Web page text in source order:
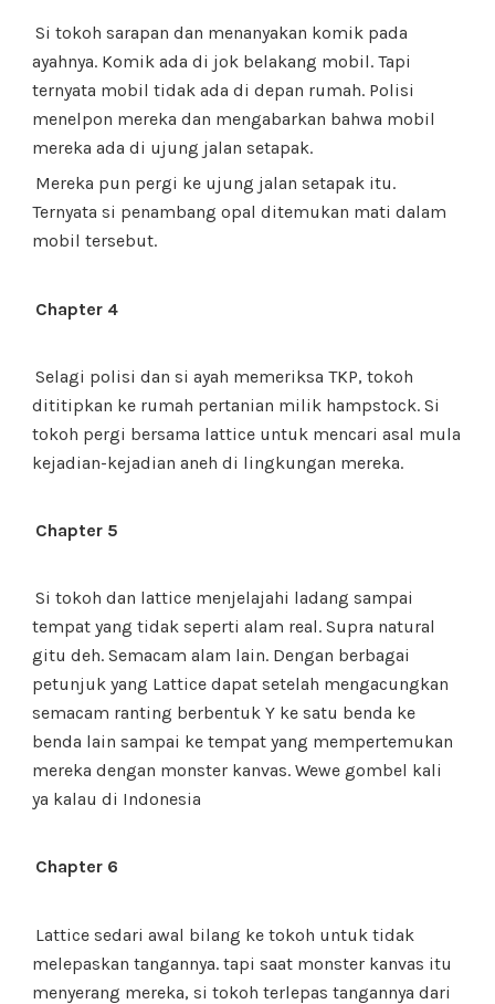
Si tokoh sarapan dan menanyakan komik pada
ayahnya. Komik ada di jok belakang mobil. Tapi
ternyata mobil tidak ada di depan rumah. Polisi
menelpon mereka dan mengabarkan bahwa mobil
mereka ada di ujung jalan setapak.
Mereka pun pergi ke ujung jalan setapak itu.
Ternyata si penambang opal ditemukan mati dalam
mobil tersebut.
Chapter 4
Selagi polisi dan si ayah memeriksa TKP, tokoh
dititipkan ke rumah pertanian milik hampstock. Si
tokoh pergi bersama lattice untuk mencari asal mula
kejadian-kejadian aneh di lingkungan mereka.
Chapter 5
Si tokoh dan lattice menjelajahi ladang sampai
tempat yang tidak seperti alam real. Supra natural
gitu deh. Semacam alam lain. Dengan berbagai
petunjuk yang Lattice dapat setelah mengacungkan
semacam ranting berbentuk Y ke satu benda ke
benda lain sampai ke tempat yang mempertemukan
mereka dengan monster kanvas. Wewe gombel kali
ya kalau di Indonesia
Chapter 6
Lattice sedari awal bilang ke tokoh untuk tidak
melepaskan tangannya. tapi saat monster kanvas itu
menyerang mereka, si tokoh terlepas tangannya dari